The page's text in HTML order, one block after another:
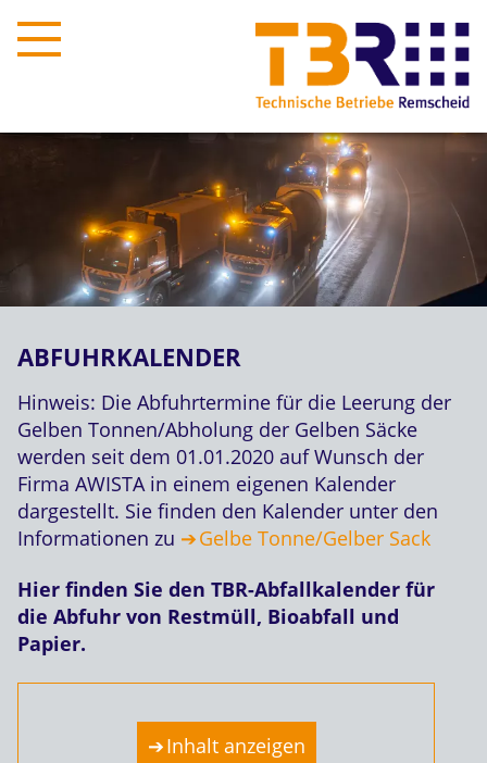
ABFUHRKALENDER
Hinweis: Die Abfuhrtermine für die Leerung der
Gelben Tonnen/Abholung der Gelben Säcke
werden seit dem 01.01.2020 auf Wunsch der
Firma AWISTA in einem eigenen Kalender
dargestellt. Sie finden den Kalender unter den
Informationen zu
Gelbe Tonne/Gelber Sack
Hier finden Sie den TBR-Abfallkalender für
die Abfuhr von Restmüll, Bioabfall und
Papier.
Inhalt anzeigen